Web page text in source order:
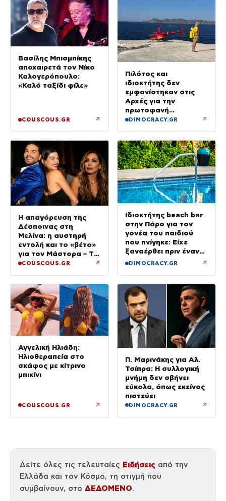
Βασίλης Μπισμπίκης
αποχαιρετά τον Νίκο
Καλογερόπουλο:
«Καλό ταξίδι φίλε»
COUSCOUS.GR ↗
Πιλότος και
ιδιοκτήτης δεν
εμφανίστηκαν στις
Αρχές για την
πρωτοφανή
προσγείωση του
DIMOCRACY.GR ↗
Η απαγόρευση της
Δέσποινας στη
Μελίνα: η αυστηρή
εντολή και το «βέτο»
για τον Μάστορα – Τα
τηλεφωνήματα που
COUSCOUS.GR ↗
Ιδιοκτήτης beach bar
στην Πάρο για τον
γονέα του παιδιού
που πνίγηκε: Είχε
ξαναέρθει πριν έναν
μήνα και
διώξουμε
DIMOCRACY.GR ↗
Αγγελική Ηλιάδη:
Ηλιοθεραπεία στο
σκάφος με κίτρινο
μπικίνι
COUSCOUS.GR ↗
Π. Μαρινάκης για Αλ.
Τσίπρα: Η συλλογική
μνήμη δεν σβήνει
εύκολα, όπως εκείνος
πιστεύει
DIMOCRACY.GR ↗
Δείτε όλες τις τελευταίες Ειδήσεις από την
Ελλάδα και τον Κόσμο, τη στιγμή που
συμβαίνουν, στο ΔΕΔΟΜΕΝΟ.